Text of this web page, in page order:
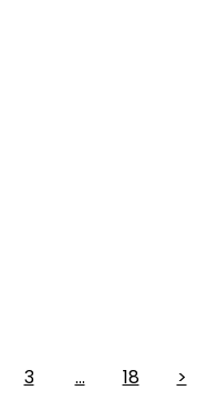
3 … 18 >